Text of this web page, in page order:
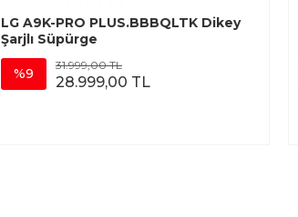
LG A9K-PRO PLUS.BBBQLTK Dikey
Şarjlı Süpürge
%9
31.999,00 TL
28.999,00 TL